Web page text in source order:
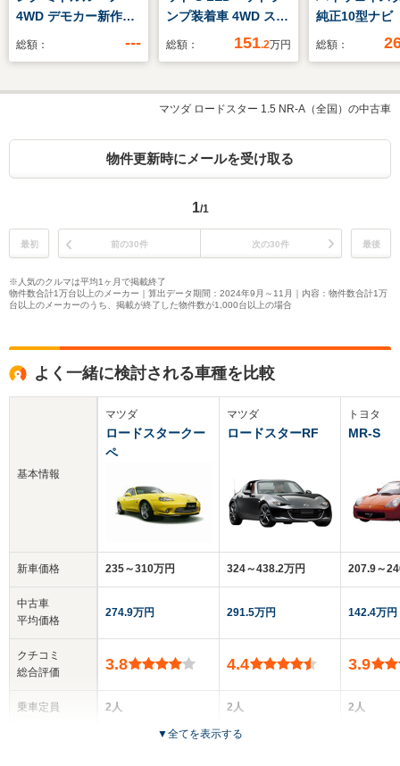
4WD デモカー新作シ
総額： ---
ンプ装着車 4WD スズ
キコネクト 全方位モ
総額： 151.2万円
純正10型ナ
モニター プ
パワースラ
衝突軽減ブ
ブレーキ
総額：
マツダ ロードスター 1.5 NR-A（全国）の中古車
物件更新時にメールを受け取る
1/1
最初 前の30件 次の30件 最後
※人気のクルマは平均1ヶ月で掲載終了
物件数合計1万台以上のメーカー｜算出データ期間：2024年9月～11月｜内容：物件数合計1万
台以上のメーカーのうち、掲載が終了した物件数が1,000台以上の場合
よく一緒に検討される車種を比較
基本情報
新車価格
中古車
平均価格
クチコミ
総合評価
乗車定員
マツダ
ロードスタークー
ペ
235～310万円
274.9万円
3.8
2人
マツダ
ロードスターRF
324～438.2万円
291.5万円
4.4
2人
2ドア
トヨタ
MR-S
207.9～
142.4万円
3.9
2人
▼全てを表示する